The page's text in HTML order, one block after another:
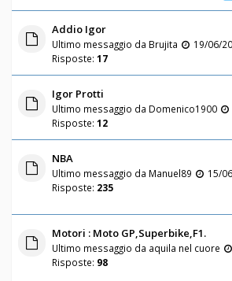
Addio Igor
Ultimo messaggio da Brujita
19/06/
Risposte: 17
Igor Protti
Ultimo messaggio da Domenico1900
Risposte: 12
NBA
Ultimo messaggio da Manuel89
15/
Risposte: 235
Motori : Moto GP,Superbike,F1.
Ultimo messaggio da aquila nel cuore
Risposte: 98